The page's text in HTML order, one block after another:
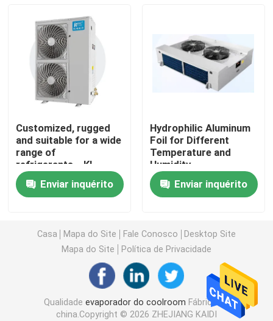
evaporador do coolroom
refrigerador de ar da sala fria
Equipamento de refrigeração da sala fria
Unidade de condensação da sala fria
A água refrigerou a unidade de condensação
Unidade de condensação do compressor
Condensador de refrigeração água
Customized, rugged
and suitable for a wide
range of
refrigerants，KL
series box-type
condensing
unit（2~7Hp
Enviar inquérito
Hydrophilic Aluminum
Foil for Different
Temperature and
Humidity
Requirements in Cold
Room Condensing Unit
Enviar inquérito
Casa Mapa do Site Fale Conosco
Desktop Site
Mapa do Site
Política de Privacidade
Qualidade evaporador do coolroom Fábrica da
china.Copyright © 2026 ZHEJIANG KAIDI